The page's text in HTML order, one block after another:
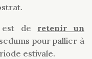
de retenir un
pour pallier à
estivale.